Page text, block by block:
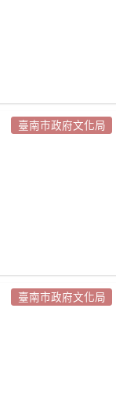
臺南市政府文化局
臺南市政府文化局